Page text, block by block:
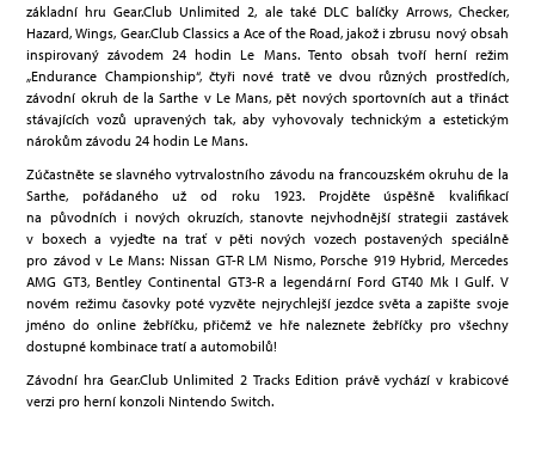
základní hru Gear.Club Unlimited 2, ale také DLC balíčky Arrows, Checker,
Hazard, Wings, Gear.Club Classics a Ace of the Road, jakož i zbrusu nový obsah
inspirovaný závodem 24 hodin Le Mans. Tento obsah tvoří herní režim
„Endurance Championship“, čtyři nové tratě ve dvou různých prostředích,
závodní okruh de la Sarthe v Le Mans, pět nových sportovních aut a třináct
stávajících vozů upravených tak, aby vyhovovaly technickým a estetickým
nárokům závodu 24 hodin Le Mans.
Zúčastněte se slavného vytrvalostního závodu na francouzském okruhu de la
Sarthe, pořádaného už od roku 1923. Projděte úspěšně kvalifikací
na původních i nových okruzích, stanovte nejvhodnější strategii zastávek
v boxech a vyjeďte na trať v pěti nových vozech postavených speciálně
pro závod v Le Mans: Nissan GT-R LM Nismo, Porsche 919 Hybrid, Mercedes
AMG GT3, Bentley Continental GT3-R a legendární Ford GT40 Mk I Gulf. V
novém režimu časovky poté vyzvěte nejrychlejší jezdce světa a zapište svoje
jméno do online žebříčku, přičemž ve hře naleznete žebříčky pro všechny
dostupné kombinace tratí a automobilů!
Závodní hra Gear.Club Unlimited 2 Tracks Edition právě vychází v krabicové
verzi pro herní konzoli Nintendo Switch.